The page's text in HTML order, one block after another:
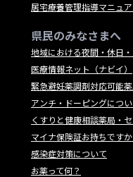
居宅療養管理指導マニュ
県民のみなさまへ
地域における夜間・休日
医療情報ネット（ナビイ）
緊急避妊薬調剤対応可能
アンチ・ドーピングにつ
くすりと健康相談薬局・
マイナ保険証お持ちですか
感染症対策について
お薬って何？